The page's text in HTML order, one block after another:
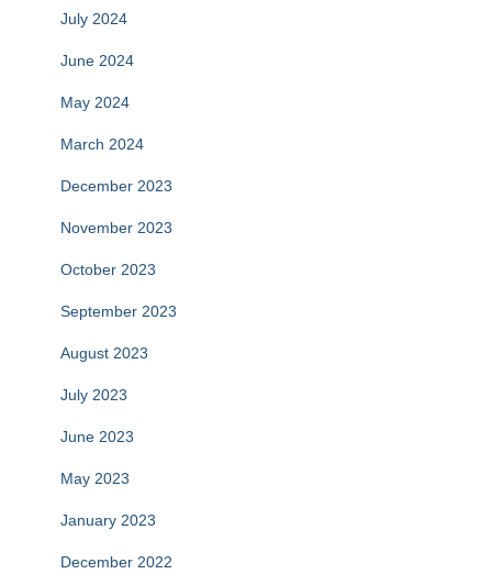
July 2024
June 2024
May 2024
March 2024
December 2023
November 2023
October 2023
September 2023
August 2023
July 2023
June 2023
May 2023
January 2023
December 2022